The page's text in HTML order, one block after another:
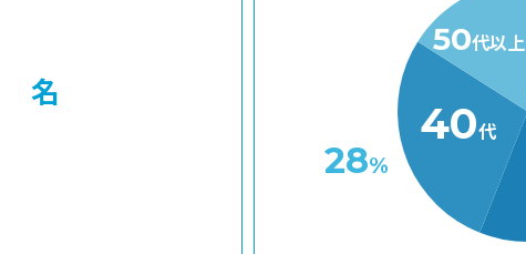
名
40代
50代以上
28%